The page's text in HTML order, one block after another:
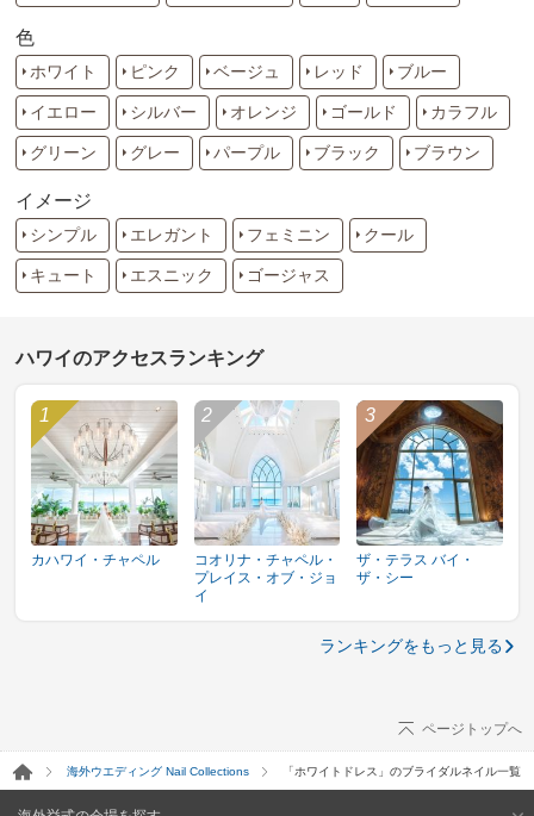
色
ホワイト ピンク ベージュ レッド ブルー
イエロー シルバー オレンジ ゴールド カラフル
グリーン グレー パープル ブラック ブラウン
イメージ
シンプル エレガント フェミニン クール
キュート エスニック ゴージャス
ハワイのアクセスランキング
カハワイ・チャペル
コオリナ・チャペル・
プレイス・オブ・ジョ
イ
ザ・テラス バイ・
ザ・シー
ランキングをもっと見る
ページトップへ
海外ウエディング Nail Collections 「ホワイトドレス」のブライダルネイル一覧